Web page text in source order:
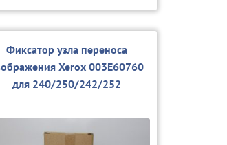
Фиксатор узла переноса
Xerox 003E60760
для 240/250/242/252